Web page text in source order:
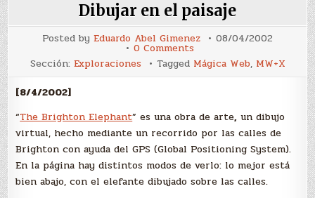
Dibujar en el paisaje
Posted by Eduardo Abel Gimenez 08/04/2002
0 Commentson
Dibujar
en
el
Sección: Exploraciones Tagged Mágica Web, MW+X
[8/4/2002]
“The Brighton Elephant” es una obra de arte, un dibujo
virtual, hecho mediante un recorrido por las calles de
Brighton con ayuda del GPS (Global Positioning System).
En la página hay distintos modos de verlo: lo mejor está
bien abajo, con el elefante dibujado sobre las calles.